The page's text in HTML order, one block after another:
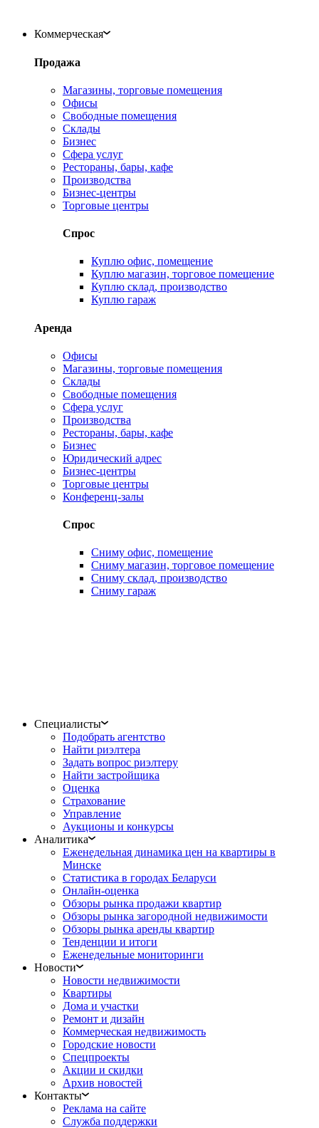
Коммерческая
Продажа
Магазины, торговые помещения
Офисы
Свободные помещения
Склады
Бизнес
Сфера услуг
Рестораны, бары, кафе
Производства
Бизнес-центры
Торговые центры
Спрос
Куплю офис, помещение
Куплю магазин, торговое помещение
Куплю склад, производство
Куплю гараж
Аренда
Офисы
Магазины, торговые помещения
Склады
Свободные помещения
Сфера услуг
Производства
Рестораны, бары, кафе
Бизнес
Юридический адрес
Бизнес-центры
Торговые центры
Конференц-залы
Спрос
Сниму офис, помещение
Сниму магазин, торговое помещение
Сниму склад, производство
Сниму гараж
Специалисты
Подобрать агентство
Найти риэлтера
Задать вопрос риэлтеру
Найти застройщика
Оценка
Страхование
Управление
Аукционы и конкурсы
Аналитика
Еженедельная динамика цен на квартиры в
Минске
Статистика в городах Беларуси
Онлайн-оценка
Обзоры рынка продажи квартир
Обзоры рынка загородной недвижимости
Обзоры рынка аренды квартир
Тенденции и итоги
Еженедельные мониторинги
Новости
Новости недвижимости
Квартиры
Дома и участки
Ремонт и дизайн
Коммерческая недвижимость
Городские новости
Спецпроекты
Акции и скидки
Архив новостей
Контакты
Реклама на сайте
Служба поддержки